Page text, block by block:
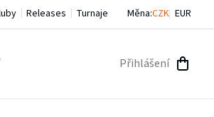
Releases Turnaje Měna:CZK EUR
Přihlášení